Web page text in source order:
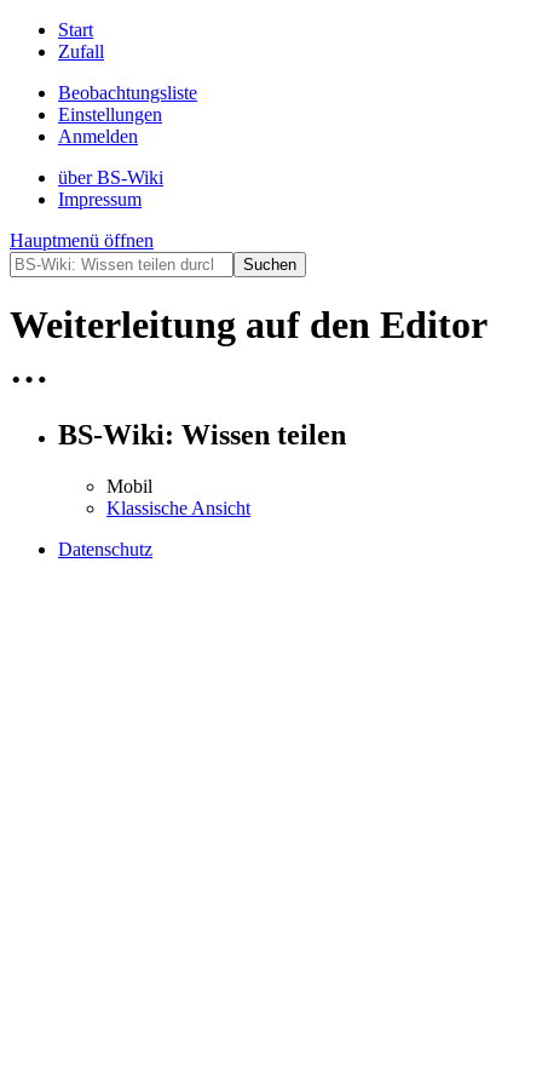
Start
Zufall
Beobachtungsliste
Einstellungen
Anmelden
über BS-Wiki
Impressum
Hauptmenü öffnen
Weiterleitung auf den Editor
…
BS-Wiki: Wissen teilen
Mobil
Klassische Ansicht
Datenschutz